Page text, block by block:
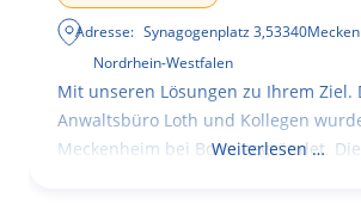
Adresse: Synagogenplatz 3,53340
Nordrhein-Westfalen
Mit unseren Lösungen zu Ihrem Ziel.
Anwaltsbüro Loth und Kollegen
Meckenheim bei Bonn gegründet.
Weiterlesen …